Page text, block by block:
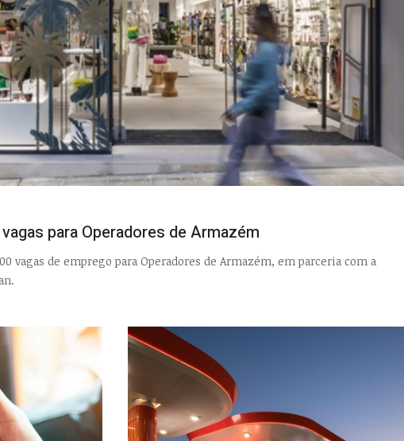
para Operadores de Armazém
vagas de emprego para Operadores de Armazém, em parceria com a